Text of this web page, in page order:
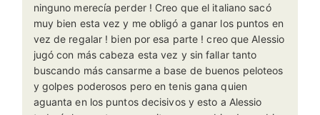
ninguno merecía perder ! Creo que el italiano sacó
muy bien esta vez y me obligó a ganar los puntos en
vez de regalar ! bien por esa parte ! creo que Alessio
jugó con más cabeza esta vez y sin fallar tanto
buscando más cansarme a base de buenos peloteos
y golpes poderosos pero en tenis gana quien
aguanta en los puntos decisivos y esto a Alessio